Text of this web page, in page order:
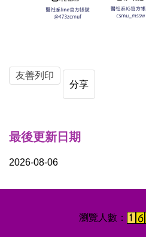
友善列印
分享
最後更新日期
2026-08-06